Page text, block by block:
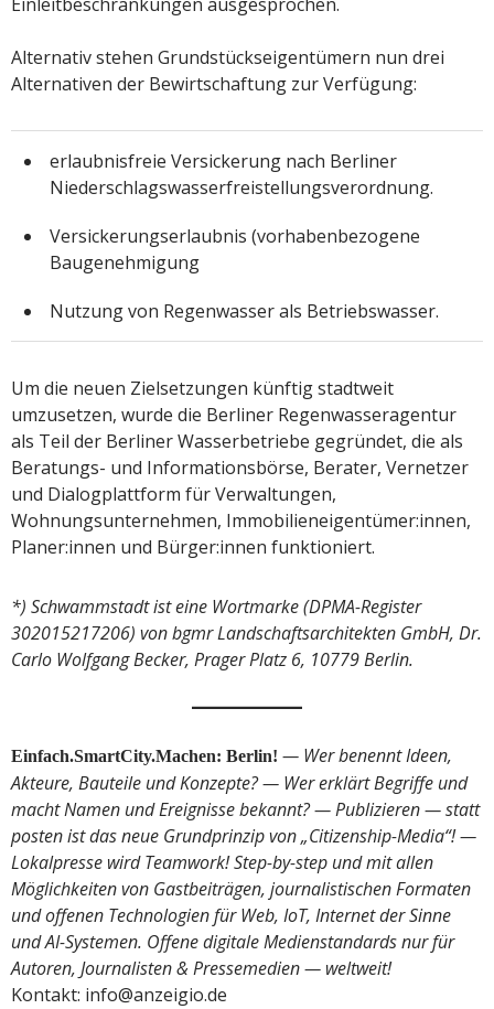
Alternativ stehen Grundstückseigentümern nun drei
Alternativen der Bewirtschaftung zur Verfügung:
erlaubnisfreie Versickerung nach Berliner
Niederschlagswasserfreistellungsverordnung.
Versickerungserlaubnis (vorhabenbezogene
Baugenehmigung
Nutzung von Regenwasser als Betriebswasser.
Um die neuen Zielsetzungen künftig stadtweit
umzusetzen, wurde die Berliner Regenwasseragentur
als Teil der Berliner Wasserbetriebe gegründet, die als
Beratungs- und Informationsbörse, Berater, Vernetzer
und Dialogplattform für Verwaltungen,
Wohnungsunternehmen, Immobilieneigentümer:innen,
Planer:innen und Bürger:innen funktioniert.
*) Schwammstadt ist eine Wortmarke (DPMA-Register
302015217206) von bgmr Landschaftsarchitekten GmbH, Dr.
Carlo Wolfgang Becker, Prager Platz 6, 10779 Berlin.
Einfach.SmartCity.Machen: Berlin! — Wer benennt Ideen,
Akteure, Bauteile und Konzepte? — Wer erklärt Begriffe und
macht Namen und Ereignisse bekannt? — Publizieren — statt
posten ist das neue Grundprinzip von „Citizenship-Media“! —
Lokalpresse wird Teamwork! Step-by-step und mit allen
Möglichkeiten von Gastbeiträgen, journalistischen Formaten
und offenen Technologien für Web, IoT, Internet der Sinne
und AI-Systemen. Offene digitale Medienstandards nur für
Autoren, Journalisten & Pressemedien — weltweit!
Kontakt: info@anzeigio.de